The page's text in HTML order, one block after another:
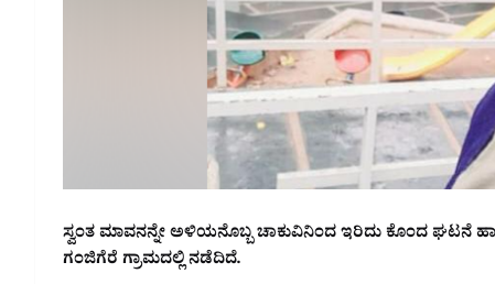
ಸ್ವಂತ ಮಾವನನ್ನೇ ಅಳಿಯನೊಬ್ಬ ಚಾಕುವಿನಿಂದ ಇರಿದು ಕೊಂದ ಘಟನೆ
ಗಂಜಿಗೆರೆ ಗ್ರಾಮದಲ್ಲಿ ನಡೆದಿದೆ.